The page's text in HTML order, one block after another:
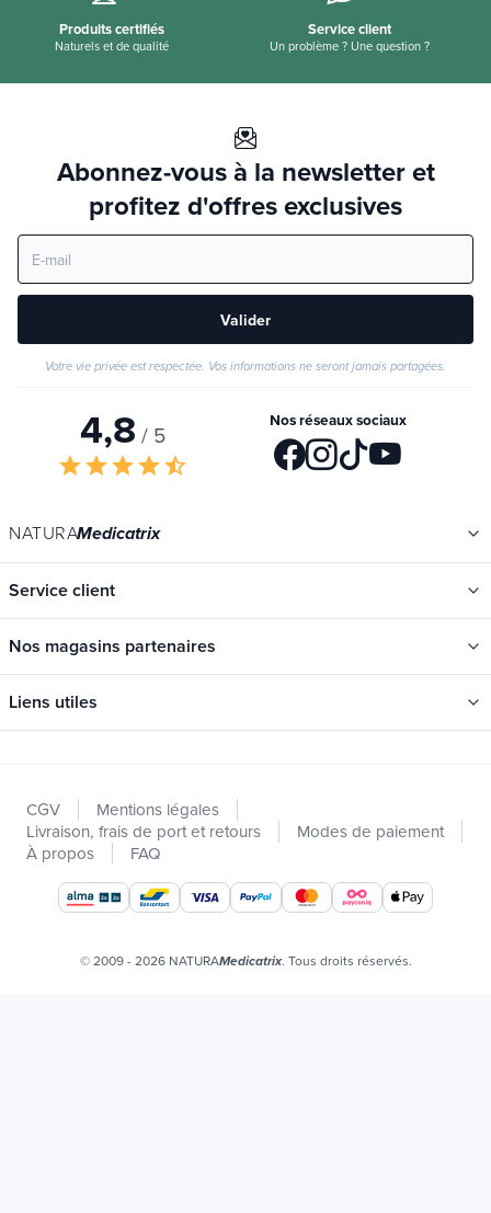
Produits certifiés
Naturels et de qualité
Service client
Un problème ? Une question ?
Abonnez-vous à la newsletter et
profitez d'offres exclusives
Valider
Votre vie privée est respectée. Vos informations ne seront jamais partagées.
4,8 / 5
starstarstarstarstar_half
Nos réseaux sociaux
NATURAMedicatrix
Service client
Nos magasins partenaires
Liens utiles
Promotions
Catalogues
Nos marques
Offres d'emploi
Certificats bio
CGV
Mentions légales
Livraison, frais de port et retours
Modes de paiement
À propos
FAQ
© 2009 - 2026 NATURAMedicatrix. Tous droits réservés.